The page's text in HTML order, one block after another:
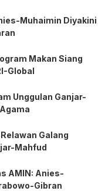
Muhaimin Diyakini
Makan Siang
Global
Unggulan Ganjar-
Galang
Mahfud
AMIN: Anies-
Gibran